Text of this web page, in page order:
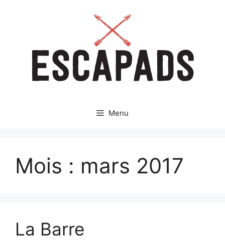
Menu
Mois : mars 2017
La Barre